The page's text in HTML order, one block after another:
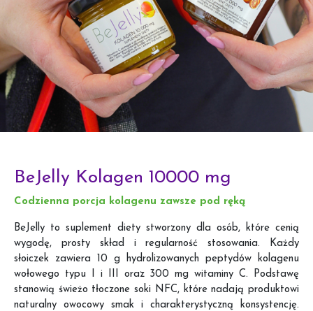
BeJelly Kolagen 10000 mg
Codzienna porcja kolagenu zawsze pod ręką
BeJelly to suplement diety stworzony dla osób, które cenią
wygodę, prosty skład i regularność stosowania. Każdy
słoiczek zawiera 10 g hydrolizowanych peptydów kolagenu
wołowego typu I i III oraz 300 mg witaminy C. Podstawę
stanowią świeżo tłoczone soki NFC, które nadają produktowi
naturalny owocowy smak i charakterystyczną konsystencję.